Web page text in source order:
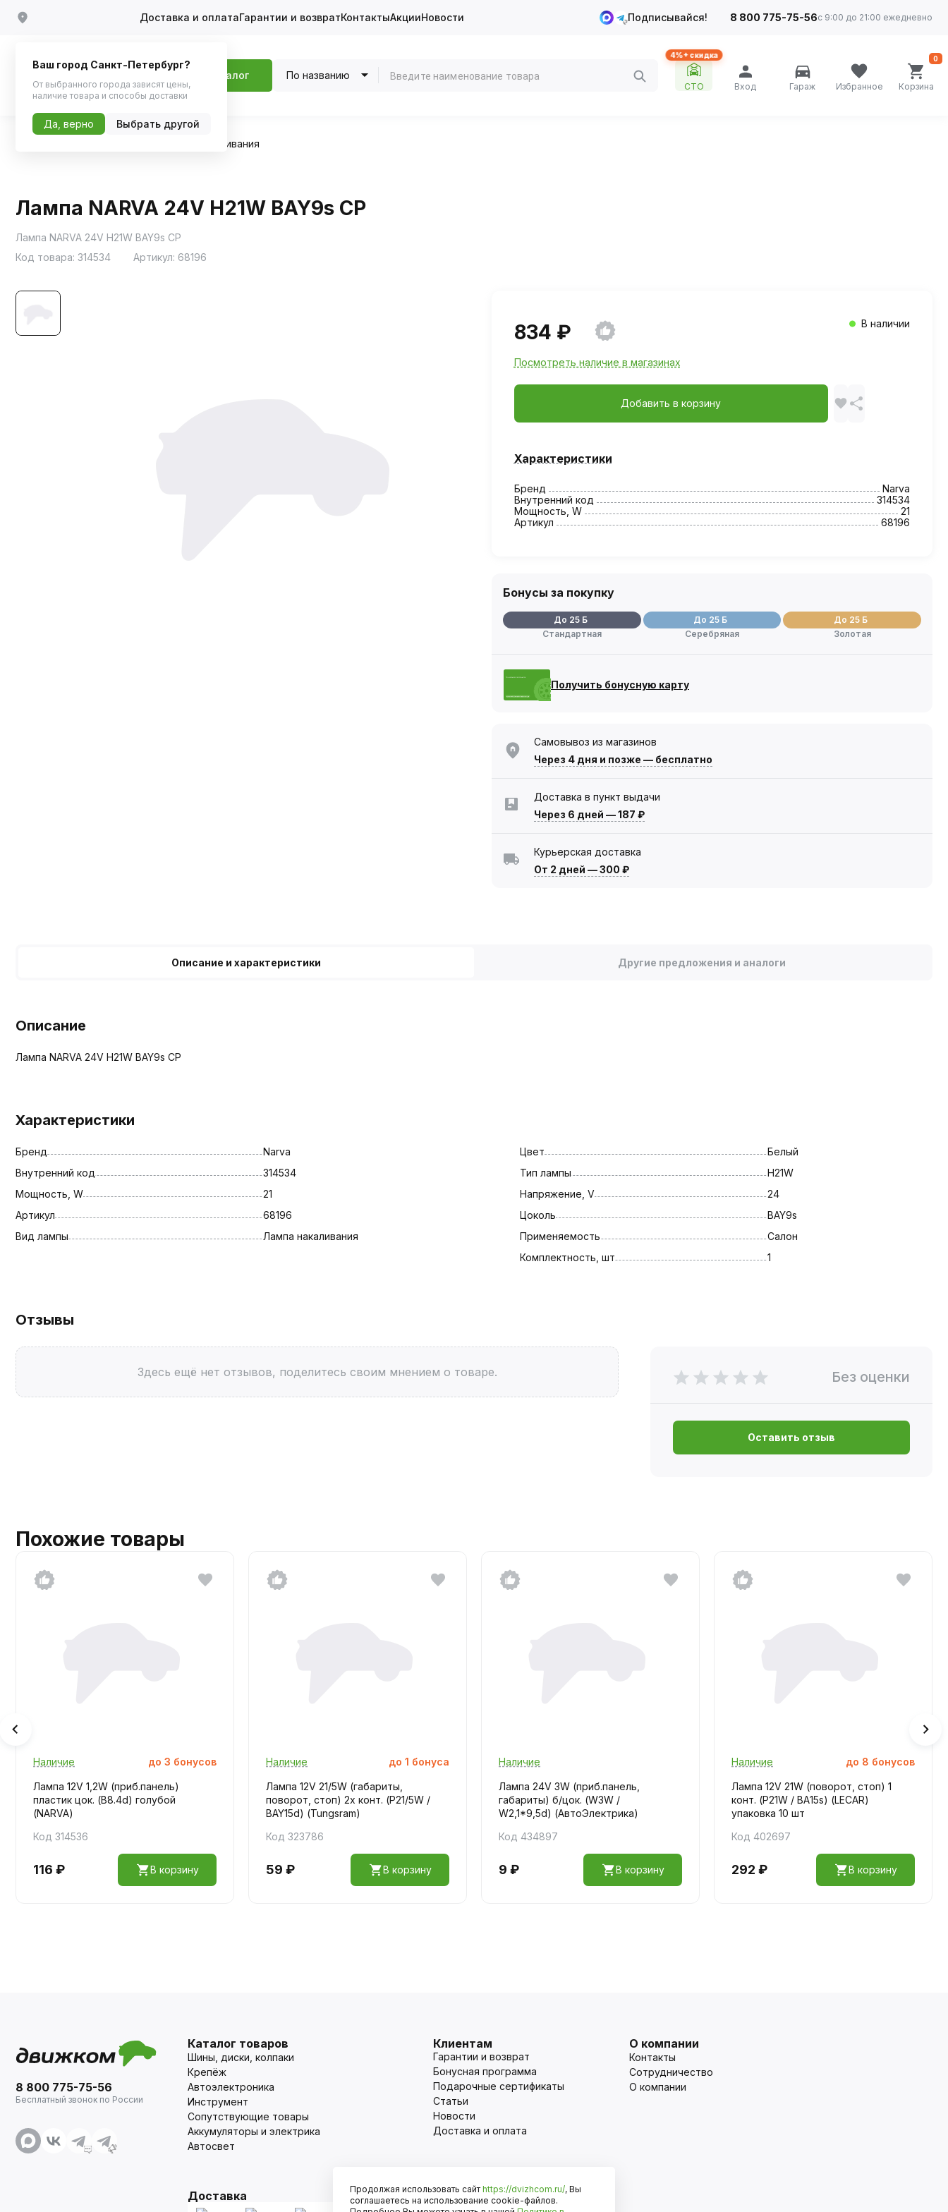
Доставка и оплатаГарантии и возвратКонтактыАкцииНовости Подписывайся! 8 800 775-75-56с 9:00 до 21:00 ежедневно
Каталог По названию
4%+ скидка
СТО Вход Гараж Избранное Корзина
0
Лампы накаливания
Лампа NARVA 24V H21W BAY9s CP
Лампа NARVA 24V H21W BAY9s CP
Код товара: 314534 Артикул: 68196
834 ₽ В наличии
Посмотреть наличие в магазинах
Добавить в корзину
Характеристики
Бренд
Narva
Внутренний код
314534
Мощность, W
21
Артикул
68196
Бонусы за покупку
До 25 Б
Стандартная
До 25 Б
Серебряная
До 25 Б
Золотая
Получить бонусную карту
Самовывоз из магазинов
Через 4 дня и позже — бесплатно
Доставка в пункт выдачи
Через 6 дней —187 ₽
Курьерская доставка
От 2 дней —300 ₽
Описание и характеристики Другие предложения и аналоги
Описание
Лампа NARVA 24V H21W BAY9s CP
Характеристики
Бренд
Narva
Внутренний код
314534
Мощность, W
21
Артикул
68196
Вид лампы
Лампа накаливания
Цвет
Белый
Тип лампы
H21W
Напряжение, V
24
Цоколь
BAY9s
Применяемость
Салон
Комплектность, шт
1
Отзывы
Здесь ещё нет отзывов, поделитесь своим мнением о товаре. Без оценки
Оставить отзыв
Похожие товары
Наличие до 3 бонусов
Лампа 12V 1,2W (приб.панель)
пластик цок. (B8.4d) голубой
(NARVA)
Код 314536
116 ₽ В корзину
Наличие до 1 бонуса
Лампа 12V 21/5W (габариты,
поворот, стоп) 2х конт. (P21/5W /
BAY15d) (Tungsram)
Код 323786
59 ₽ В корзину
Наличие
Лампа 24V 3W (приб.панель,
габариты) б/цок. (W3W /
W2,1*9,5d) (АвтоЭлектрика)
Код 434897
9 ₽ В корзину
Наличие до 8 бонусов
Лампа 12V 21W (поворот, стоп) 1
конт. (P21W / BA15s) (LECAR)
упаковка 10 шт
Код 402697
292 ₽ В корзину
8 800 775-75-56
Бесплатный звонок по России
Каталог товаров
Шины, диски, колпаки
Крепёж
Автоэлектроника
Инструмент
Сопутствующие товары
Аккумуляторы и электрика
Автосвет
Клиентам
Гарантии и возврат
Бонусная программа
Подарочные сертификаты
Статьи
Новости
Доставка и оплата
О компании
Контакты
Сотрудничество
О компании
Доставка Оплата
Ваш город Санкт-Петербург?
От выбранного города зависят цены,
наличие товара и способы доставки
Да, верно Выбрать другой
Продолжая использовать сайт https://dvizhcom.ru/, Вы
соглашаетесь на использование cookie-файлов.